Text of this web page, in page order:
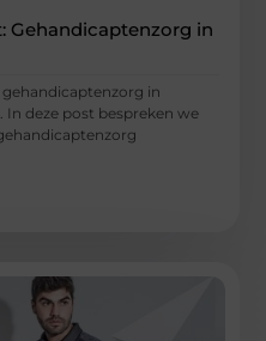
Gehandicaptenzorg in
in
deze post bespreken we